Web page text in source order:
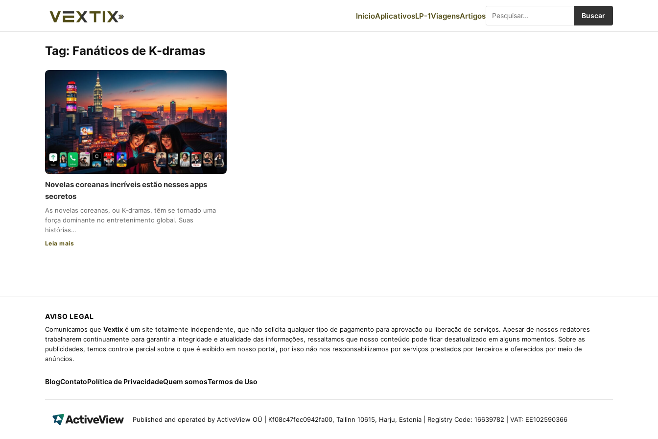
InícioAplicativosLP-1ViagensArtigos Buscar
Tag: Fanáticos de K-dramas
Novelas coreanas incríveis estão nesses apps
secretos
As novelas coreanas, ou K-dramas, têm se tornado uma
força dominante no entretenimento global. Suas
histórias…
Leia mais
AVISO LEGAL
Comunicamos que Vextix é um site totalmente independente, que não solicita qualquer tipo de pagamento para aprovação ou liberação de serviços. Apesar de nossos redatores
trabalharem continuamente para garantir a integridade e atualidade das informações, ressaltamos que nosso conteúdo pode ficar desatualizado em alguns momentos. Sobre as
publicidades, temos controle parcial sobre o que é exibido em nosso portal, por isso não nos responsabilizamos por serviços prestados por terceiros e oferecidos por meio de
anúncios.
BlogContatoPolítica de PrivacidadeQuem somosTermos de Uso
Published and operated by ActiveView OÜ | Kf08c47fec0942fa00, Tallinn 10615, Harju, Estonia | Registry Code: 16639782 | VAT: EE102590366